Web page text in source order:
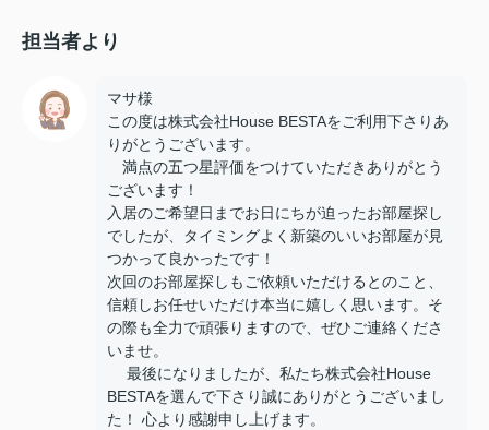
担当者より
マサ様
この度は株式会社House BESTAをご利用下さりあ
りがとうございます。
満点の五つ星評価をつけていただきありがとう
ございます！
入居のご希望日までお日にちが迫ったお部屋探し
でしたが、タイミングよく新築のいいお部屋が見
つかって良かったです！
次回のお部屋探しもご依頼いただけるとのこと、
信頼しお任せいただけ本当に嬉しく思います。そ
の際も全力で頑張りますので、ぜひご連絡くださ
いませ。
最後になりましたが、私たち株式会社House
BESTAを選んで下さり誠にありがとうございまし
た！ 心より感謝申し上げます。